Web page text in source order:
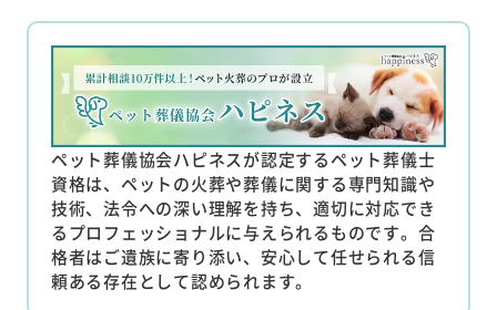
ペット葬儀協会ハピネスが認定するペット葬儀士
資格は、ペットの火葬や葬儀に関する専門知識や
技術、法令への深い理解を持ち、適切に対応でき
るプロフェッショナルに与えられるものです。合
格者はご遺族に寄り添い、安心して任せられる信
頼ある存在として認められます。